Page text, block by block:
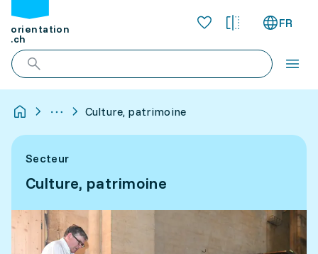
orientation
.ch
FR
Culture, patrimoine
Secteur
Culture, patrimoine